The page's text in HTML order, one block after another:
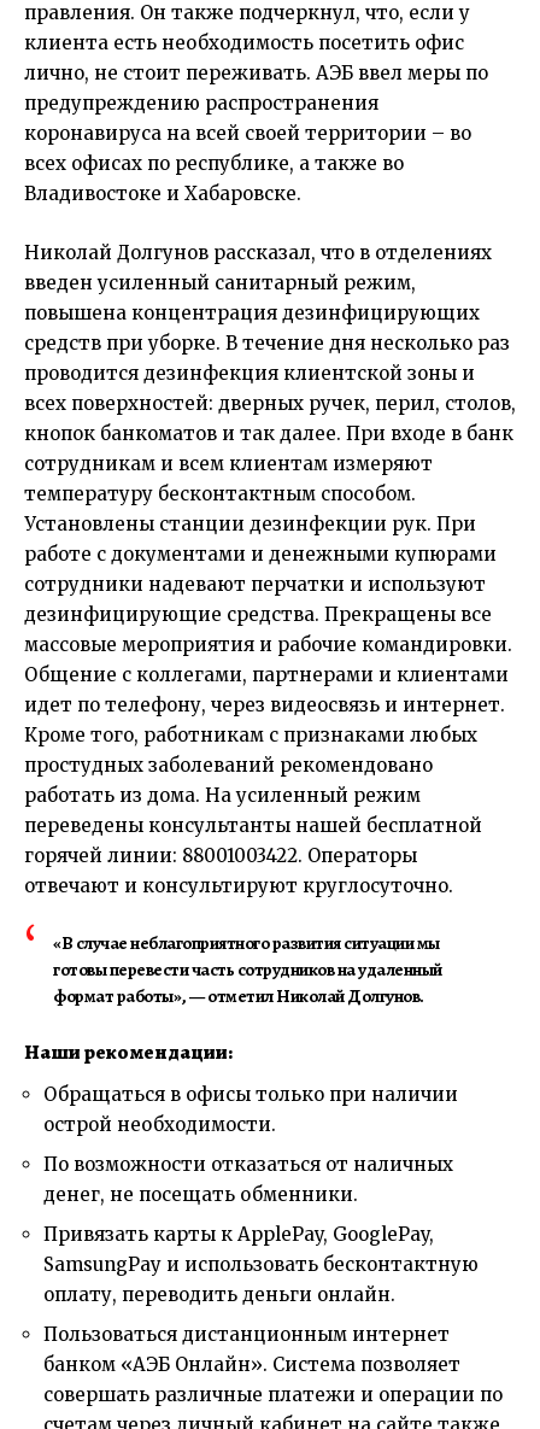
правления. Он также подчеркнул, что, если у
клиента есть необходимость посетить офис
лично, не стоит переживать. АЭБ ввел меры по
предупреждению распространения
коронавируса на всей своей территории – во
всех офисах по республике, а также во
Владивостоке и Хабаровске.
Николай Долгунов рассказал, что в отделениях
введен усиленный санитарный режим,
повышена концентрация дезинфицирующих
средств при уборке. В течение дня несколько раз
проводится дезинфекция клиентской зоны и
всех поверхностей: дверных ручек, перил, столов,
кнопок банкоматов и так далее. При входе в банк
сотрудникам и всем клиентам измеряют
температуру бесконтактным способом.
Установлены станции дезинфекции рук. При
работе с документами и денежными купюрами
сотрудники надевают перчатки и используют
дезинфицирующие средства. Прекращены все
массовые мероприятия и рабочие командировки.
Общение с коллегами, партнерами и клиентами
идет по телефону, через видеосвязь и интернет.
Кроме того, работникам с признаками любых
простудных заболеваний рекомендовано
работать из дома. На усиленный режим
переведены консультанты нашей бесплатной
горячей линии: 88001003422. Операторы
отвечают и консультируют круглосуточно.
«В случае неблагоприятного развития ситуации мы
готовы перевести часть сотрудников на удаленный
формат работы», — отметил Николай Долгунов.
Наши рекомендации:
Обращаться в офисы только при наличии
острой необходимости.
По возможности отказаться от наличных
денег, не посещать обменники.
Привязать карты к ApplePay, GooglePay,
SamsungPay и использовать бесконтактную
оплату, переводить деньги онлайн.
Пользоваться дистанционным интернет
банком «АЭБ Онлайн». Система позволяет
совершать различные платежи и операции по